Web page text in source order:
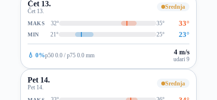
Čet 13.
Čet 13.
Srednja
MAKS 32° 35° 33°
MIN 21° 25° 23°
💧 0%p50 0.0 / p75 0.0 mm 4 m/s
udari 9
Pet 14.
Pet 14.
Srednja